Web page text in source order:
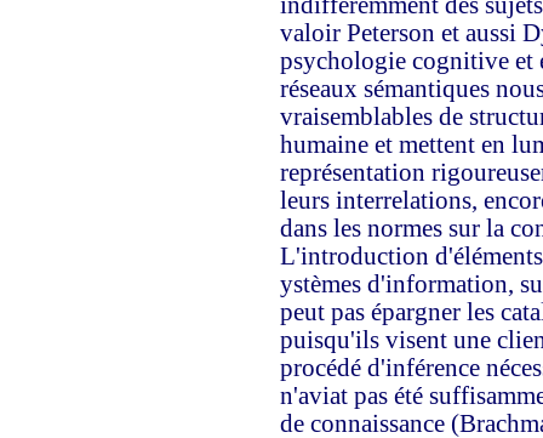
valoir Peterson et aussi
psychologie cognitive et
réseaux sémantiques
vraisemblables de
humaine et mettent en
représentation
leurs interrelations,
dans les normes sur la
L'introduction
ystèmes d'information,
peut pas épargner les
puisqu'ils visent une
procédé d'inférence
n'aviat pas été
de connaissance